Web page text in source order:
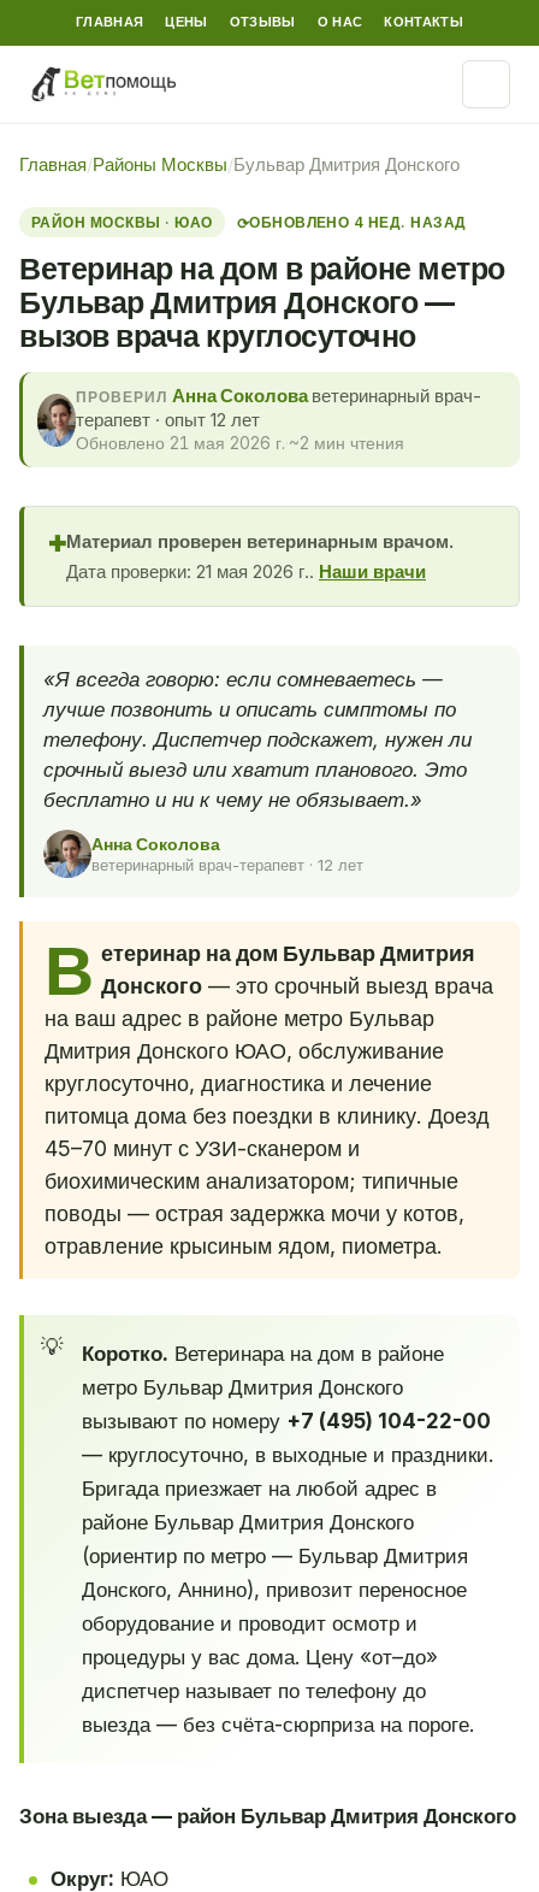
ГЛАВНАЯ ЦЕНЫ ОТЗЫВЫ О НАС КОНТАКТЫ
Главная/Районы Москвы/Бульвар Дмитрия Донского
РАЙОН МОСКВЫ · ЮАО ⟳ОБНОВЛЕНО 4 НЕД. НАЗАД
Ветеринар на дом в районе метро
Бульвар Дмитрия Донского —
вызов врача круглосуточно
ПРОВЕРИЛ Анна Соколоваветеринарный врач-
терапевт · опыт 12 лет
Обновлено 21 мая 2026 г. ~2 мин чтения
✚Материал проверен ветеринарным врачом.
Дата проверки: 21 мая 2026 г.. Наши врачи
«Я всегда говорю: если сомневаетесь —
лучше позвонить и описать симптомы по
телефону. Диспетчер подскажет, нужен ли
срочный выезд или хватит планового. Это
бесплатно и ни к чему не обязывает.»
Анна Соколова
ветеринарный врач-терапевт · 12 лет
В етеринар на дом Бульвар Дмитрия
Донского— это срочный выезд врача
на ваш адрес в районе метро Бульвар
Дмитрия Донского ЮАО, обслуживание
круглосуточно, диагностика и лечение
питомца дома без поездки в клинику. Доезд
45–70 минут с УЗИ-сканером и
биохимическим анализатором; типичные
поводы — острая задержка мочи у котов,
отравление крысиным ядом, пиометра.
Коротко. Ветеринара на дом в районе
метро Бульвар Дмитрия Донского
вызывают по номеру +7 (495) 104-22-00
— круглосуточно, в выходные и праздники.
Бригада приезжает на любой адрес в
районе Бульвар Дмитрия Донского
(ориентир по метро — Бульвар Дмитрия
Донского, Аннино), привозит переносное
оборудование и проводит осмотр и
процедуры у вас дома. Цену «от–до»
диспетчер называет по телефону до
выезда — без счёта-сюрприза на пороге.
Зона выезда — район Бульвар Дмитрия Донского
Округ: ЮАО